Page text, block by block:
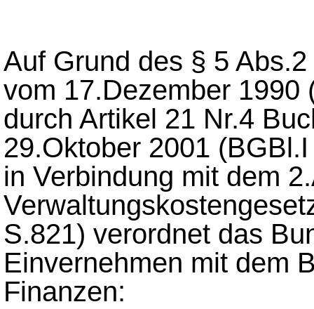
Auf Grund des § 5
vom 17.Dezember 1990
durch Artikel 21 Nr.4
29.Oktober 2001
in Verbindung mit dem
S.821) verordnet das
Einvernehmen mit dem
Finanzen: